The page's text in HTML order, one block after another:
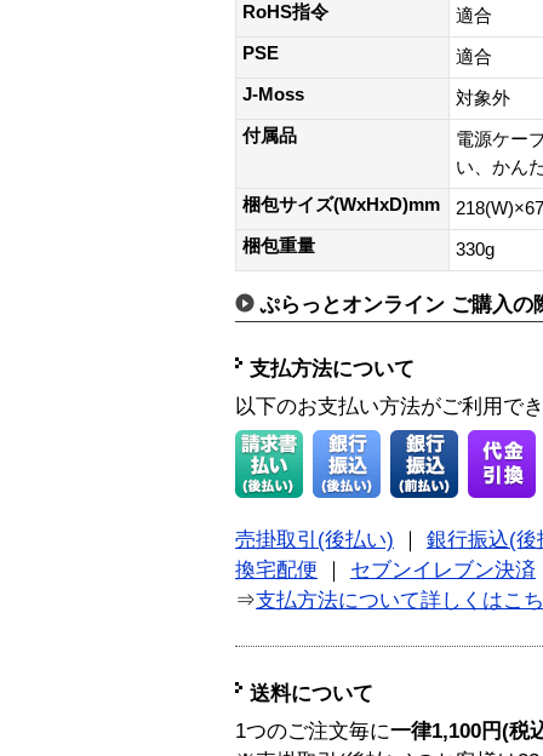
RoHS指令
適合
PSE
適合
J-Moss
対象外
付属品
電源ケー
い、かん
梱包サイズ(WxHxD)mm
梱包重量
330g
ぷらっとオンライン ご購入の
支払方法について
以下のお支払い方法がご利用で
売掛取引(後払い)
銀行振込(後
換宅配便
セブンイレブン決済
⇒支払方法について詳しくはこ
送料について
1つのご注文毎に一律1,100円(税